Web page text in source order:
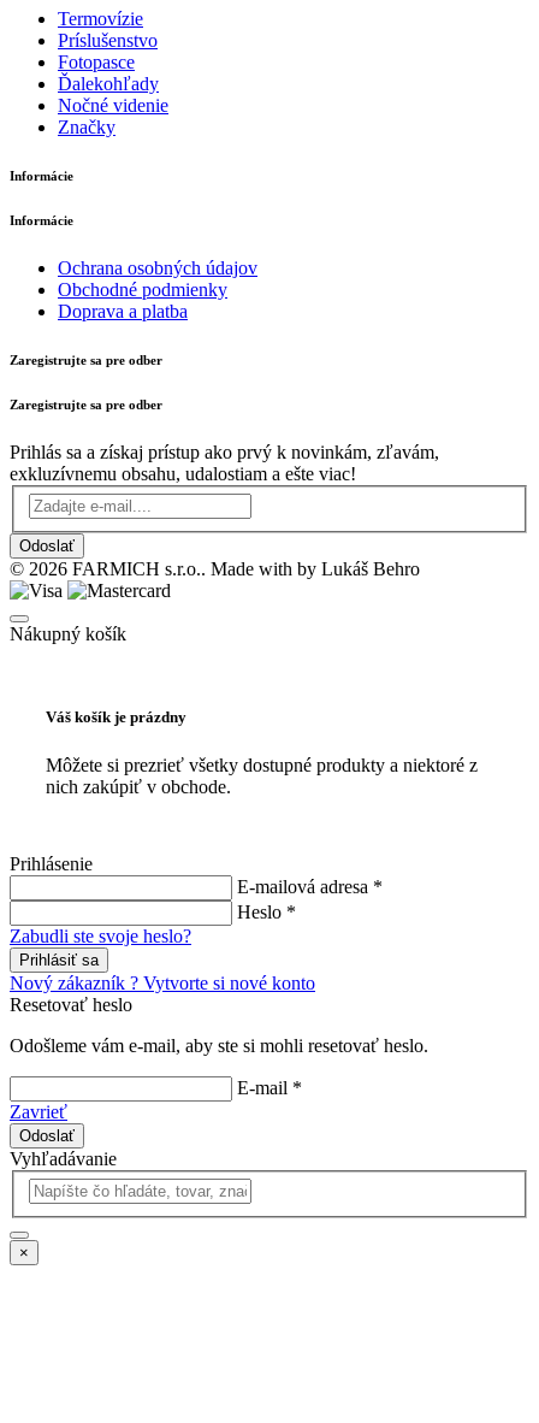
Termovízie
Príslušenstvo
Fotopasce
Ďalekohľady
Nočné videnie
Značky
Informácie
Informácie
Ochrana osobných údajov
Obchodné podmienky
Doprava a platba
Zaregistrujte sa pre odber
Zaregistrujte sa pre odber
Prihlás sa a získaj prístup ako prvý k novinkám, zľavám,
exkluzívnemu obsahu, udalostiam a ešte viac!
Odoslať
© 2026 FARMICH s.r.o.. Made with by Lukáš Behro
Nákupný košík
Váš košík je prázdny
Môžete si prezrieť všetky dostupné produkty a niektoré z
nich zakúpiť v obchode.
Prihlásenie
E-mailová adresa *
Heslo *
Zabudli ste svoje heslo?
Prihlásiť sa
Nový zákazník ? Vytvorte si nové konto
Resetovať heslo
Odošleme vám e-mail, aby ste si mohli resetovať heslo.
E-mail *
Zavrieť
Odoslať
Vyhľadávanie
×